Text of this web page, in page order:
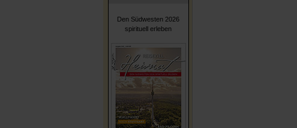
Den Südwesten 2026
spirituell erleben